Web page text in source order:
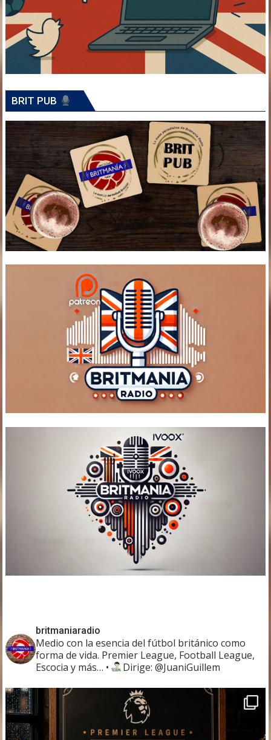
BRIT PUB
britmaniaradio
Medio con la esencia del fútbol británico como
forma de vida. Premier League, Football League,
Escocia y más… • Dirige: @JuaniGuillem